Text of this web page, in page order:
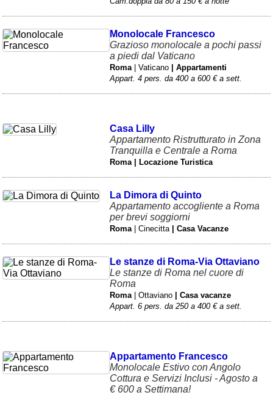
Monolocale Francesco
Grazioso monolocale a pochi passi
a piedi dal Vaticano
Roma | Vaticano | Appartamenti
Appart. 4 pers. da 400 a 600 € a sett.
Casa Lilly
Appartamento Ristrutturato in Zona
Tranquilla e Centrale a Roma
Roma | Locazione Turistica
La Dimora di Quinto
Appartamento accogliente a Roma
per brevi soggiorni
Roma | Cinecitta| Casa Vacanze
Le stanze di Roma-Via Ottaviano
Le stanze di Roma nel cuore di
Roma
Roma | Ottaviano | Casa vacanze
Appart. 6 pers. da 250 a 400 € a sett.
Appartamento Francesco
Monolocale Estivo con Angolo
Cottura e Servizi Inclusi - Agosto a
€ 600 a Settimana!